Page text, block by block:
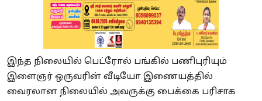
இந்த நிலையில் பெட்ரோல் பங்கில் பணிபுரியும்
இளைஞர் ஒருவரின் வீடியோ இணையத்தில்
வைரலான நிலையில் அவருக்கு பைக்கை பரிசாக